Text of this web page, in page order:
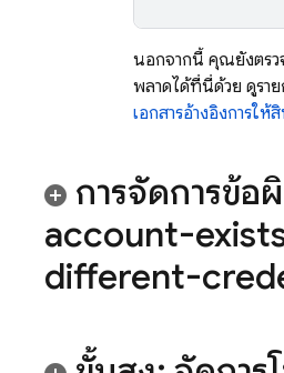
นอกจากนี้ คุณยังตรว
พลาดได้ที่นี่ด้วย ดูรา
เอกสารอ้างอิงการให้
การจัดการข้อ
account-
different-